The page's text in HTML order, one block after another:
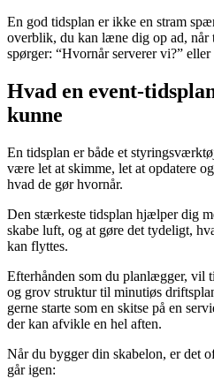
En god tidsplan er ikke en stram
overblik, du kan læne dig op ad, når
spørger: “Hvornår serverer vi?”
Hvad en event-
kunne
En tidsplan er både et
være let at skimme, let at opdatere
hvad de gør hvornår.
Den stærkeste tidsplan hjælper dig
skabe luft, og at gøre det tydeligt,
kan flyttes.
Efterhånden som du planlægger, vil
og grov struktur til minutiøs
gerne starte som en skitse på en
der kan afvikle en hel aften.
Når du bygger din skabelon, er det
går igen: